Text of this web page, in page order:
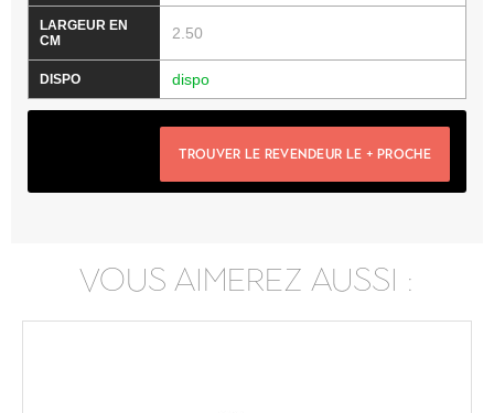
2.50
dispo
TROUVER LE REVENDEUR LE + PROCHE
VOUS AIMEREZ AUSSI :